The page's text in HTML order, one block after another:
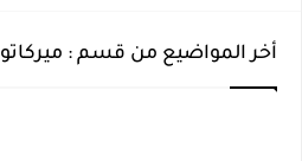
أخر المواضيع من قسم : ميركاتو